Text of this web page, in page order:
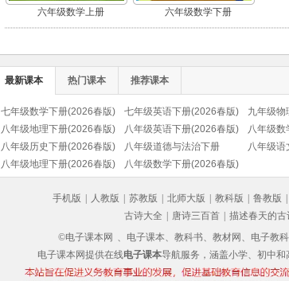
六年级数学上册 六年级数学下册
最新课本 热门课本 推荐课本
七年级数学下册(2026春版) 七年级英语下册(2026春版) 九年级
八年级地理下册(2026春版)
八年级英语下册(2026春版) 八年级
八年级历史下册(2026春版)
(部编版)
八年级道德与法治下册
(2026春版)(部编版)
八年级
八年级地理下册(2026春版)
八年级数学下册(2026春版)
手机版 人教版 苏教版 北师大版 教科版 鲁教版
古诗大全
唐诗三百首 描述春天的古
©电子课本网 、电子课本、教科书、教材网、电子教
电子课本网提供在线电子课本导航服务，涵盖小学、初中